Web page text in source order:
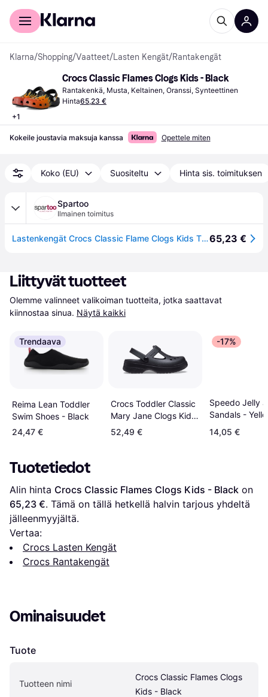
Kuluttajille
Klarna/Shopping/Vaatteet/Lasten Kengät/Rantakengät
+1
Crocs Classic Flames Clogs Kids - Black
Rantakenkä, Musta, Keltainen, Oranssi, Synteettinen
Hinta65,23 €
Kokeile joustavia maksuja kanssa Opettele miten
Koko (EU) Suositeltu Hinta sis. toimituksen
Spartoo
Ilmainen toimitus
Lastenkengät Crocs Classic Flame Clogs Kids T 23 / 2465,23 €
Liittyvät tuotteet
Olemme valinneet valikoiman tuotteita, jotka saattavat
kiinnostaa sinua. Näytä kaikki
Trendaava
Reima Lean Toddler
Swim Shoes - Black
24,47 €
Crocs Toddler Classic
Mary Jane Clogs Kids
- Black
52,49 €
-17%
Speedo Jelly
Sandals -
14,05 €
Tuotetiedot
Alin hinta Crocs Classic Flames Clogs Kids - Black
65,23 €. Tämä on tällä hetkellä halvin tarjous yhdeltä
jälleenmyyjältä.
Vertaa:
Crocs Lasten Kengät
Crocs Rantakengät
Ominaisuudet
Tuote
Tuotteen nimi
Crocs Classic Flames Clogs
Kids - Black